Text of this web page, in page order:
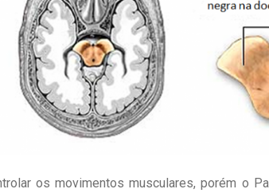
os movimentos musculares, porém o